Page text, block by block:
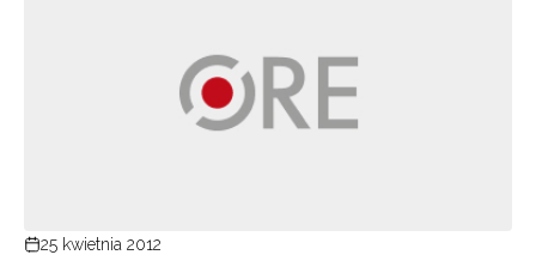
25 kwietnia 2012